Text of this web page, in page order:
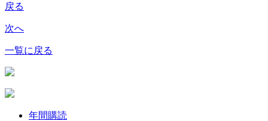
戻る
次へ
一覧に戻る
年間購読